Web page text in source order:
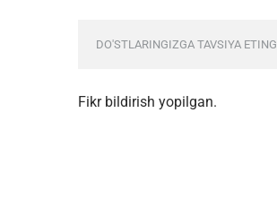
DO'STLARINGIZGA TAVSIYA ETING
Fikr bildirish yopilgan.